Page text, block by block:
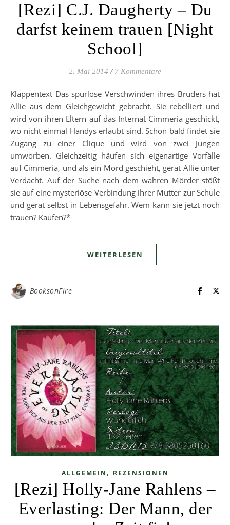
[Rezi] C.J. Daugherty – Du
darfst keinem trauen [Night
School]
2. Mai 2014 / 7 Kommentare
Klappentext Das spurlose Verschwinden ihres Bruders hat
Allie aus dem Gleichgewicht gebracht. Sie rebelliert und
wird von ihren Eltern auf das Internat Cimmeria geschickt,
wo nicht einmal Handys erlaubt sind. Schon bald findet sie
Zugang zu einer Clique und wird von zwei Jungen
umworben. Gleichzeitig häufen sich eigenartige Vorfälle
auf Cimmeria, und als ein Mord geschieht, gerät Allie unter
Verdacht. Auf der Suche nach dem wahren Mörder stößt
sie auf eine mysteriöse Verbindung ihrer Mutter zur Schule
und gerät selbst in Lebensgefahr. Wem kann sie jetzt noch
trauen? Kaufen?*
WEITERLESEN
BooksonFire
ALLGEMEIN , REZENSIONEN
[Rezi] Holly-Jane Rahlens –
Everlasting: Der Mann, der